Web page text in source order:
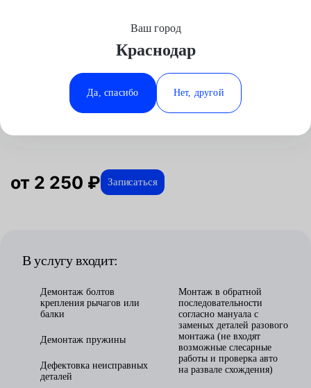
Минеральные Воды
Ростов-на-Дону
Ставрополь
Ваш город
Краснодар
Да, спасибо Нет, другой
ОтзывыАвтосервис
Подвеска
Замена пружин подвески в
Краснодаре
от 2 250 ₽ Записаться
В услугу входит:
Демонтаж болтов
крепления рычагов или
балки
Демонтаж пружины
Дефектовка неисправных
деталей
Монтаж в обратной
последовательности
согласно мануала с
заменых деталей разового
монтажа (не входят
возможные слесарные
работы и проверка авто
на развале схождения)